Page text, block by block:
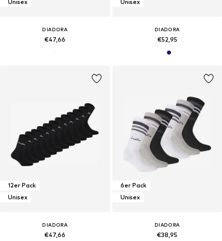
Unisex
DIADORA
€47,66
Unisex
DIADORA
€52,95
12er Pack
Unisex
DIADORA
€47,66
6er Pack
Unisex
DIADORA
€38,95